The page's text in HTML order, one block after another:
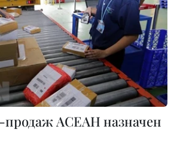
продаж АСЕАН назначен